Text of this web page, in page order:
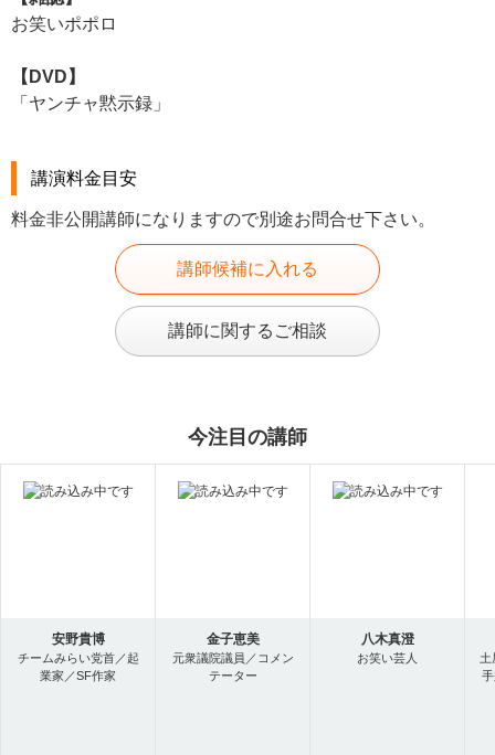
お笑いポポロ
【DVD】
「ヤンチャ黙示録」
講演料金目安
料金非公開講師になりますので別途お問合せ下さい。
講師候補に入れる
講師に関するご相談
今注目の講師
安野貴博
チームみらい党首／起
業家／SF作家
金子恵美
元衆議院議員／コメン
テーター
八木真澄
お笑い芸人
土